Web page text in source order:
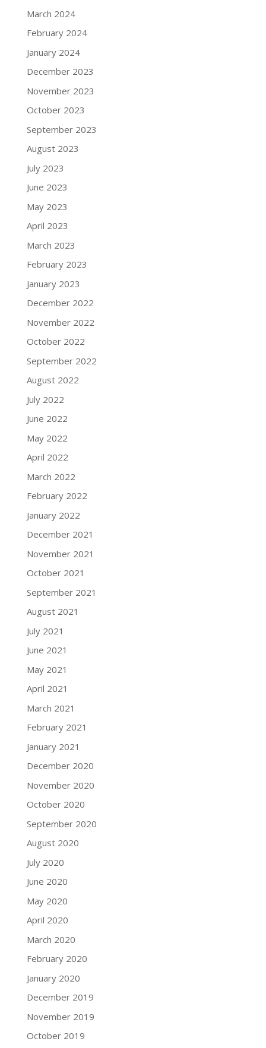
March 2024
February 2024
January 2024
December 2023
November 2023
October 2023
September 2023
August 2023
July 2023
June 2023
May 2023
April 2023
March 2023
February 2023
January 2023
December 2022
November 2022
October 2022
September 2022
August 2022
July 2022
June 2022
May 2022
April 2022
March 2022
February 2022
January 2022
December 2021
November 2021
October 2021
September 2021
August 2021
July 2021
June 2021
May 2021
April 2021
March 2021
February 2021
January 2021
December 2020
November 2020
October 2020
September 2020
August 2020
July 2020
June 2020
May 2020
April 2020
March 2020
February 2020
January 2020
December 2019
November 2019
October 2019